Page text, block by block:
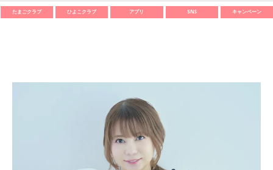
たまごクラブ ひよこクラブ アプリ SNS キャンペーン